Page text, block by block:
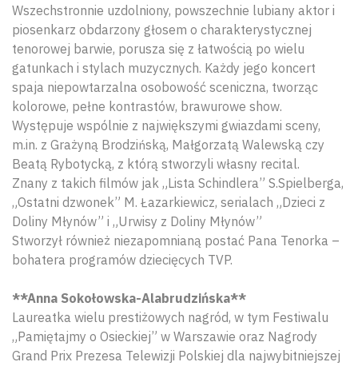
Wszechstronnie uzdolniony, powszechnie lubiany aktor i
piosenkarz obdarzony głosem o charakterystycznej
tenorowej barwie, porusza się z łatwością po wielu
gatunkach i stylach muzycznych. Każdy jego koncert
spaja niepowtarzalna osobowość sceniczna, tworząc
kolorowe, pełne kontrastów, brawurowe show.
Występuje wspólnie z największymi gwiazdami sceny,
m.in. z Grażyną Brodzińską, Małgorzatą Walewską czy
Beatą Rybotycką, z którą stworzyli własny recital.
Znany z takich filmów jak „Lista Schindlera” S.Spielberga,
„Ostatni dzwonek” M. Łazarkiewicz, serialach „Dzieci z
Doliny Młynów” i „Urwisy z Doliny Młynów”
Stworzył również niezapomnianą postać Pana Tenorka –
bohatera programów dziecięcych TVP.
**Anna Sokołowska-Alabrudzińska**
Laureatka wielu prestiżowych nagród, w tym Festiwalu
„Pamiętajmy o Osieckiej” w Warszawie oraz Nagrody
Grand Prix Prezesa Telewizji Polskiej dla najwybitniejszej